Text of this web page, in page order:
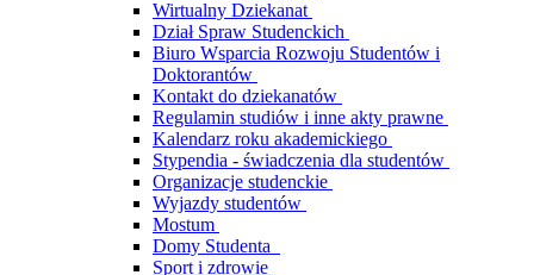
Wirtualny Dziekanat
Dział Spraw Studenckich
Biuro Wsparcia Rozwoju Studentów i
Doktorantów
Kontakt do dziekanatów
Regulamin studiów i inne akty prawne
Kalendarz roku akademickiego
Stypendia - świadczenia dla studentów
Organizacje studenckie
Wyjazdy studentów
Mostum
Domy Studenta
Sport i zdrowie